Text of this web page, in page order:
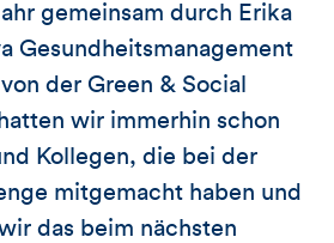
gemeinsam durch Erika
Gesundheitsmanagement
der Green & Social
wir immerhin schon
Kollegen, die bei der
mitgemacht haben und
das beim nächsten